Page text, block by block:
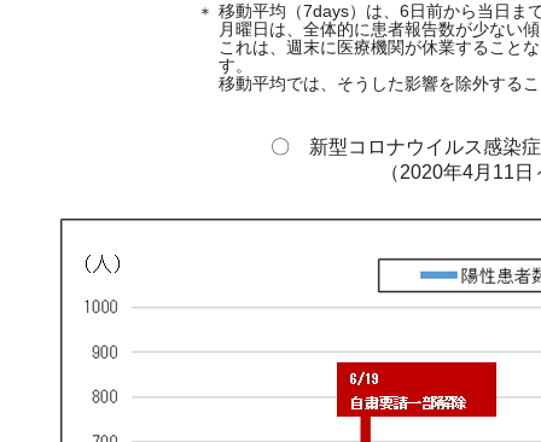
＊ 移動平均（7days）は、6日前から当日ま
月曜日は、全体的に患者報告数が少ない
これは、週末に医療機関が休業すること
す。
移動平均では、そうした影響を除外する
〇 新型コロナウイルス感染
（2020年4月11